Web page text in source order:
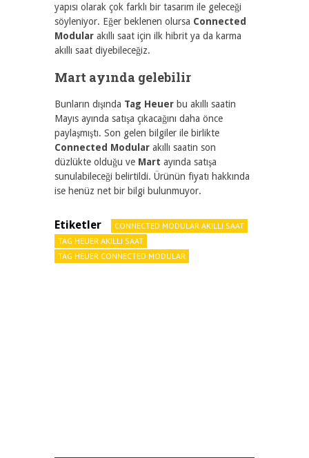
yapısı olarak çok farklı bir tasarım ile geleceği
söyleniyor. Eğer beklenen olursa Connected
Modular akıllı saat için ilk hibrit ya da karma
akıllı saat diyebileceğiz.
Mart ayında gelebilir
Bunların dışında Tag Heuer bu akıllı saatin
Mayıs ayında satışa çıkacağını daha önce
paylaşmıştı. Son gelen bilgiler ile birlikte
Connected Modular akıllı saatin son
düzlükte olduğu ve Mart ayında satışa
sunulabileceği belirtildi. Ürünün fiyatı hakkında
ise henüz net bir bilgi bulunmuyor.
Etiketler
CONNECTED MODULAR AKILLI SAAT
TAG HEUER AKILLI SAAT
TAG HEUER CONNECTED MODULAR